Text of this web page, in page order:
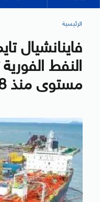
الرئيسية
فاينانشيال
النفط
مستوى منذ 18 عاما